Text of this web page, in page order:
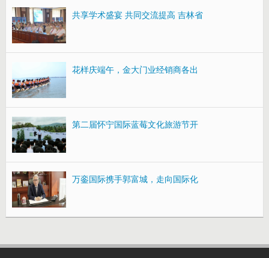
共享学术盛宴 共同交流提高 吉林省
花样庆端午，金大门业经销商各出
第二届怀宁国际蓝莓文化旅游节开
万銮国际携手郭富城，走向国际化